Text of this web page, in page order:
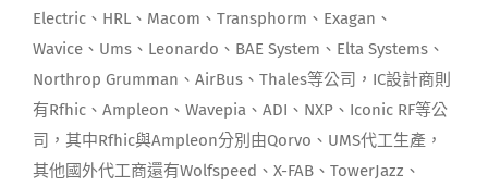
Electric、HRL、Macom、Transphorm、Exagan、
Wavice、Ums、Leonardo、BAE System、Elta Systems、
Northrop Grumman、AirBus、Thales等公司，IC設計商則
有Rfhic、Ampleon、Wavepia、ADI、NXP、Iconic RF等公
司，其中Rfhic與Ampleon分別由Qorvo、UMS代工生產，
其他國外代工商還有Wolfspeed、X-FAB、TowerJazz、